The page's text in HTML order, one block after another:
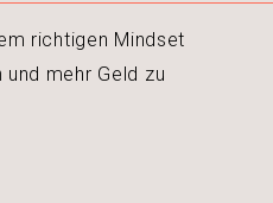
richtigen Mindset
mehr Geld zu